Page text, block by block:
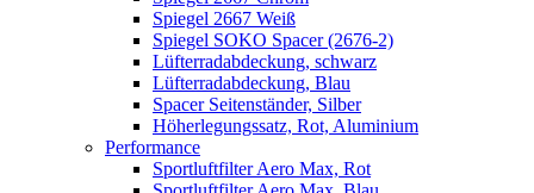
Spiegel 2667 Weiß
Spiegel SOKO Spacer (2676-2)
Lüfterradabdeckung, schwarz
Lüfterradabdeckung, Blau
Spacer Seitenständer, Silber
Höherlegungssatz, Rot, Aluminium
Performance
Sportluftfilter Aero Max, Rot